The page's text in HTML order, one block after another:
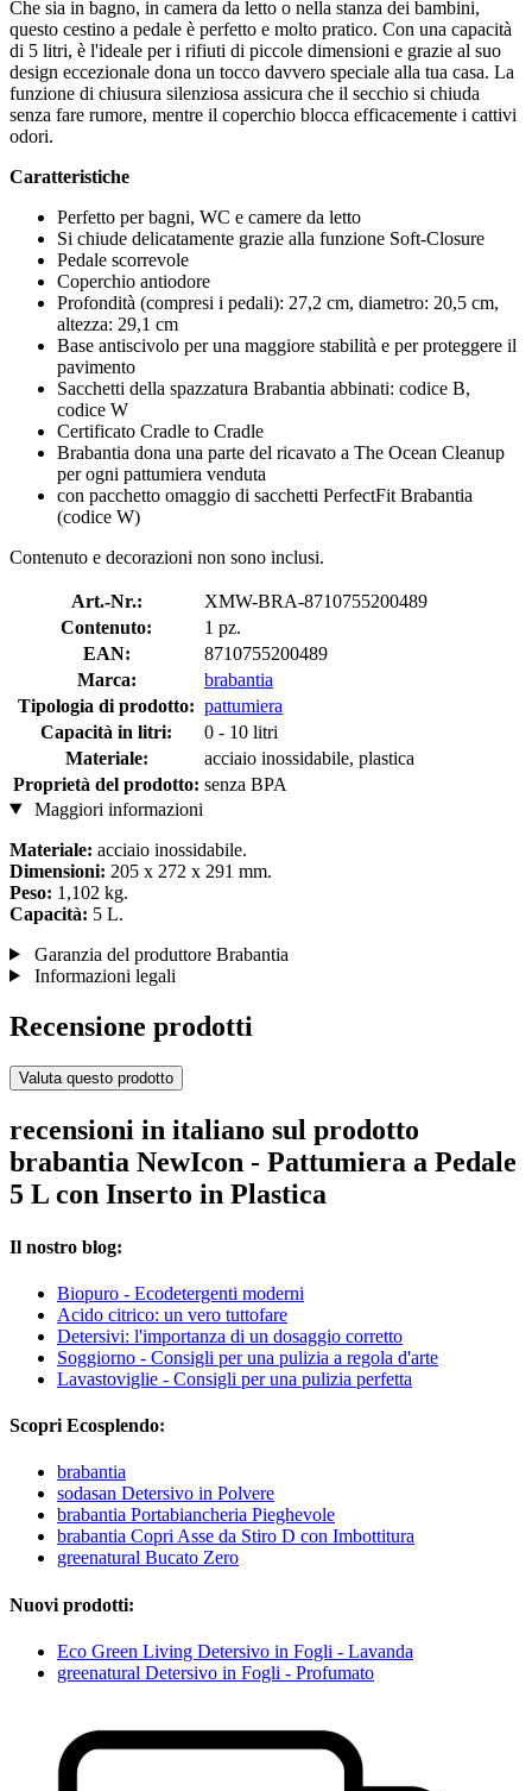
Che sia in bagno, in camera da letto o nella stanza dei bambini,
questo cestino a pedale è perfetto e molto pratico. Con una capacità
di 5 litri, è l'ideale per i rifiuti di piccole dimensioni e grazie al suo
design eccezionale dona un tocco davvero speciale alla tua casa. La
funzione di chiusura silenziosa assicura che il secchio si chiuda
senza fare rumore, mentre il coperchio blocca efficacemente i cattivi
odori.
Caratteristiche
Perfetto per bagni, WC e camere da letto
Si chiude delicatamente grazie alla funzione Soft-Closure
Pedale scorrevole
Coperchio antiodore
Profondità (compresi i pedali): 27,2 cm, diametro: 20,5 cm,
altezza: 29,1 cm
Base antiscivolo per una maggiore stabilità e per proteggere il
pavimento
Sacchetti della spazzatura Brabantia abbinati: codice B,
codice W
Certificato Cradle to Cradle
Brabantia dona una parte del ricavato a The Ocean Cleanup
per ogni pattumiera venduta
con pacchetto omaggio di sacchetti PerfectFit Brabantia
(codice W)
Contenuto e decorazioni non sono inclusi.
Art.-Nr.:
XMW-BRA-8710755200489
Contenuto:
1 pz.
EAN:
8710755200489
Marca:
brabantia
Tipologia di prodotto: pattumiera
Capacità in litri:
0 - 10 litri
Materiale:
acciaio inossidabile, plastica
Proprietà del prodotto: senza BPA
Maggiori informazioni
Materiale: acciaio inossidabile.
Dimensioni: 205 x 272 x 291 mm.
Peso: 1,102 kg.
Capacità: 5 L.
Garanzia del produttore Brabantia
Informazioni legali
Recensione prodotti
Valuta questo prodotto
recensioni in italiano sul prodotto
brabantia NewIcon - Pattumiera a Pedale
5 L con Inserto in Plastica
Il nostro blog:
Biopuro - Ecodetergenti moderni
Acido citrico: un vero tuttofare
Detersivi: l'importanza di un dosaggio corretto
Soggiorno - Consigli per una pulizia a regola d'arte
Lavastoviglie - Consigli per una pulizia perfetta
Scopri Ecosplendo:
brabantia
sodasan Detersivo in Polvere
brabantia Portabiancheria Pieghevole
brabantia Copri Asse da Stiro D con Imbottitura
greenatural Bucato Zero
Nuovi prodotti:
Eco Green Living Detersivo in Fogli - Lavanda
greenatural Detersivo in Fogli - Profumato